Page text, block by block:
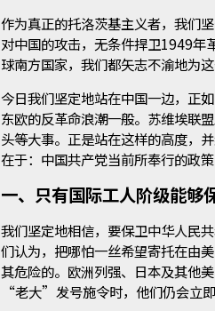
作为真正的托洛茨基主义者，我们
对中国的攻击，无条件捍卫1949年
球南方国家，我们都矢志不渝地为这
今日我们坚定地站在中国一边，正
东欧的反革命浪潮一般。苏维埃联
头等大事。正是站在这样的高度，
在于：中国共产党当前所奉行的政
一、只有国际工人阶级能够
我们坚定地相信，要保卫中华人民
们认为，把哪怕一丝希望寄托在由
其危险的。欧洲列强、日本及其他
“老大”发号施令时，他们仍会立即